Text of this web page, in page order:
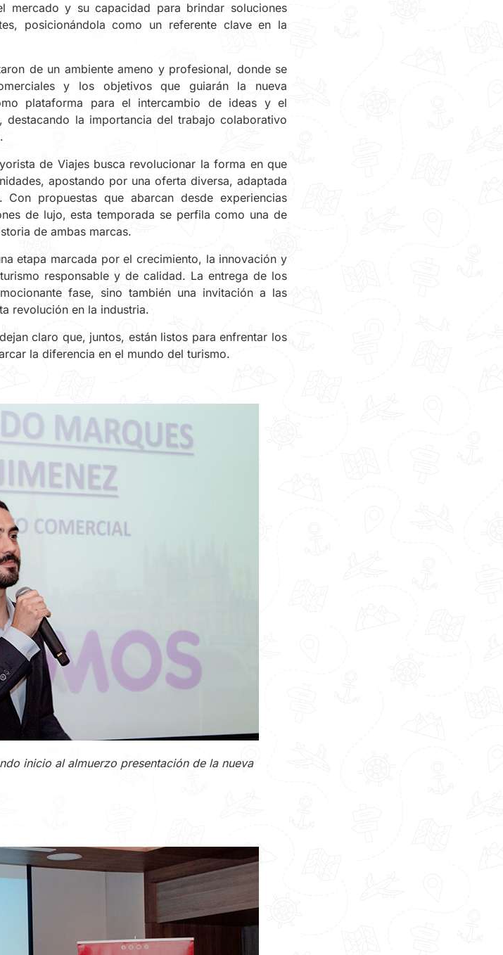
mercado y su capacidad para brindar soluciones
posicionándola como un referente clave en la
de un ambiente ameno y profesional, donde se
y los objetivos que guiarán la nueva
plataforma para el intercambio de ideas y el
destacando la importancia del trabajo colaborativo
de Viajes busca revolucionar la forma en que
apostando por una oferta diversa, adaptada
propuestas que abarcan desde experiencias
de lujo, esta temporada se perfila como una de
de ambas marcas.
etapa marcada por el crecimiento, la innovación y
responsable y de calidad. La entrega de los
fase, sino también una invitación a las
revolución en la industria.
claro que, juntos, están listos para enfrentar los
la diferencia en el mundo del turismo.
inicio al almuerzo presentación de la nueva